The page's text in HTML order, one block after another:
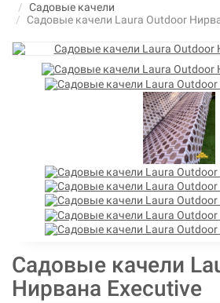
Садовые качели
Садовые качели Laura Outdoor
Садовые качели
Нирвана Executive